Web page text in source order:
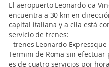
El aeropuerto Leonardo da
encuentra a 30 km en
capital italiana y a ella está
servicio de trenes:
- trenes Leonardo
Termini de Roma sin efectuar
es de cuatro servicios por